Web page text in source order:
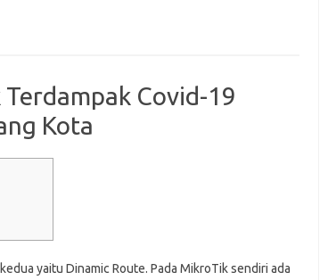
Covid-19
Kota
yaitu Dinamic Route. Pada MikroTik sendiri ada